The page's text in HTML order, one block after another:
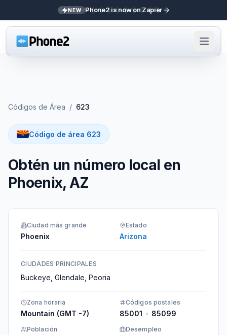
NEW Phone2 is now on Zapier
Códigos de Área / 623
Código de área 623
Obtén un número local en
Phoenix, AZ
Ciudad más grande
Phoenix
Estado
Arizona
CIUDADES PRINCIPALES
Buckeye, Glendale, Peoria
Zona horaria
Mountain (GMT -7)
Códigos postales
85001 • 85099
Población Desempleo